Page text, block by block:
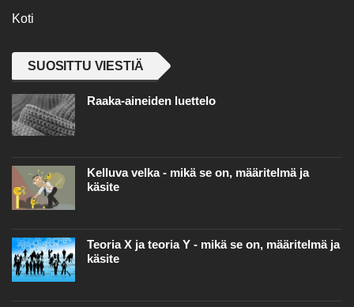
Koti
SUOSITTU VIESTIÄ
Raaka-aineiden luettelo
Kelluva velka - mikä se on, määritelmä ja
käsite
Teoria X ja teoria Y - mikä se on, määritelmä ja
käsite